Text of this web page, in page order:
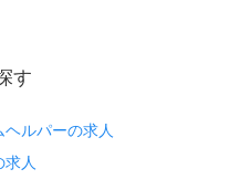
す
ルパーの求人
人